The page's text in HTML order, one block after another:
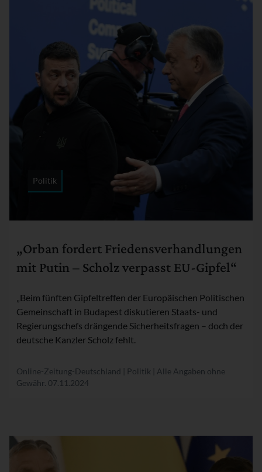
„Orban fordert Friedensverhandlungen
mit Putin – Scholz verpasst EU-Gipfel“
„Beim fünften Gipfeltreffen der Europäischen Politischen
Gemeinschaft in Budapest diskutieren Staats- und
Regierungschefs drängende Sicherheitsfragen – doch der
deutsche Kanzler Scholz fehlt.
Politik
Online-Zeitung-Deutschland | Politik | Alle Angaben ohne
Gewähr. 07.11.2024